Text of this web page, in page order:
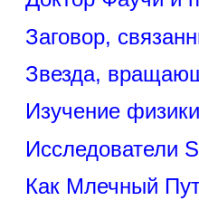
Заговор,
Звезда,
Изучение
Исследователи
Как Млечный